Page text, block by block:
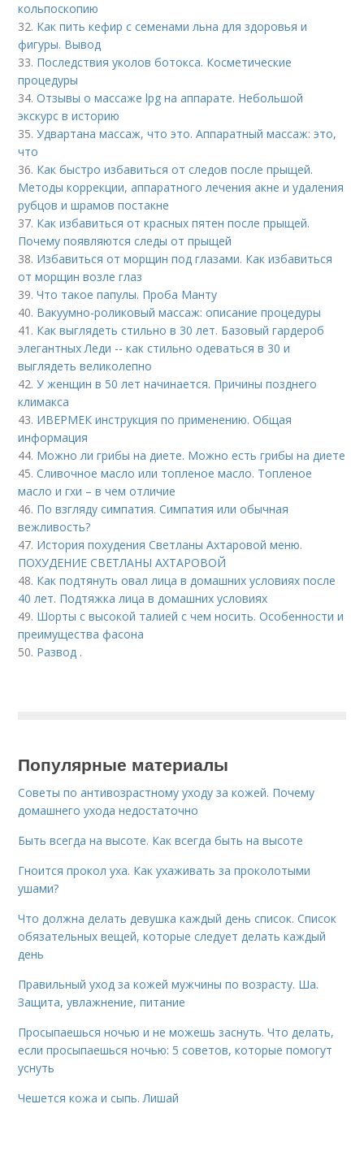
кольпоскопию
32. Как пить кефир с семенами льна для здоровья и
фигуры. Вывод
33. Последствия уколов ботокса. Косметические
процедуры
34.Отзывы о массаже lpg на аппарате. Небольшой
экскурс в историю
35.Удвартана массаж, что это. Аппаратный массаж: это,
что
36. Как быстро избавиться от следов после прыщей.
Методы коррекции, аппаратного лечения акне и удаления
рубцов и шрамов постакне
37. Как избавиться от красных пятен после прыщей.
Почему появляются следы от прыщей
38. Избавиться от морщин под глазами. Как избавиться
от морщин возле глаз
39.Что такое папулы. Проба Манту
40. Вакуумно-роликовый массаж: описание процедуры
41. Как выглядеть стильно в 30 лет. Базовый гардероб
элегантных Леди -- как стильно одеваться в 30 и
выглядеть великолепно
42.У женщин в 50 лет начинается. Причины позднего
климакса
43. ИВЕРМЕК инструкция по применению. Общая
информация
44. Можно ли грибы на диете. Можно есть грибы на диете
45.Сливочное масло или топленое масло. Топленое
масло и гхи – в чем отличие
46. По взгляду симпатия. Симпатия или обычная
вежливость?
47. История похудения Светланы Ахтаровой меню.
ПОХУДЕНИЕ СВЕТЛАНЫ АХТАРОВОЙ
48. Как подтянуть овал лица в домашних условиях после
40 лет. Подтяжка лица в домашних условиях
49. Шорты с высокой талией с чем носить. Особенности и
преимущества фасона
50. Развод .
Популярные материалы
Советы по антивозрастному уходу за кожей. Почему
домашнего ухода недостаточно
Быть всегда на высоте. Как всегда быть на высоте
Гноится прокол уха. Как ухаживать за проколотыми
ушами?
Что должна делать девушка каждый день список. Список
обязательных вещей, которые следует делать каждый
день
Правильный уход за кожей мужчины по возрасту. Ша.
Защита, увлажнение, питание
Просыпаешься ночью и не можешь заснуть. Что делать,
если просыпаешься ночью: 5 советов, которые помогут
уснуть
Чешется кожа и сыпь. Лишай